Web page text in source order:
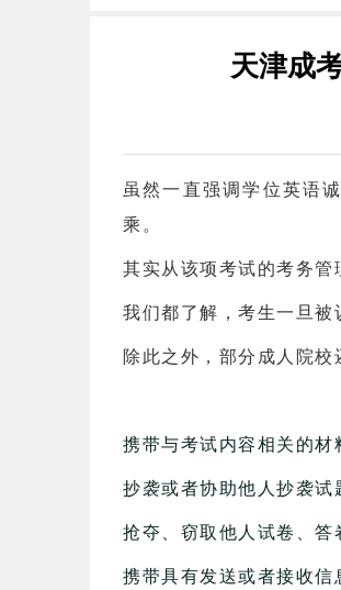
天津成
虽然一直强调学位英语
乘。
其实从该项考试的考务管
我们都了解，考生一旦被
除此之外，部分成人院
携带与考试内容相关的
抄袭或者协助他人抄袭
抢夺、窃取他人试卷、
携带具有发送或者接收信